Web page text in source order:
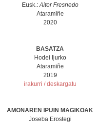
Eusk.:Aitor Fresnedo
Ataramiñe
2020
BASATZA
Hodei Ijurko
Ataramiñe
2019
irakurri / deskargatu
AMONAREN IPUIN MAGIKOAK
Joseba Erostegi